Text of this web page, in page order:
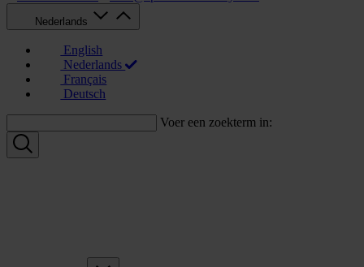
Nederlands
English
Nederlands
Français
Deutsch
Voer een zoekterm in: